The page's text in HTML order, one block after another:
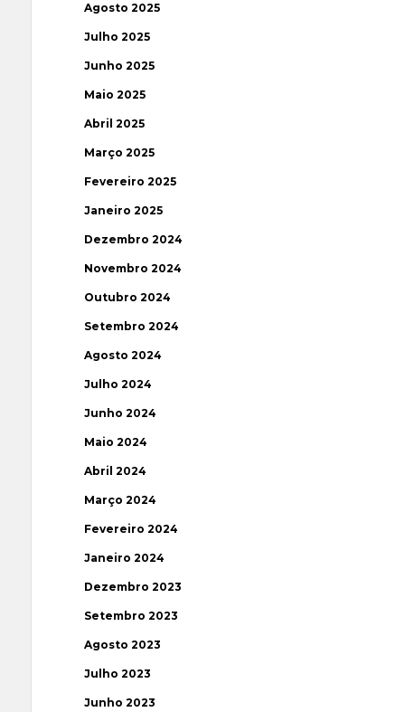
Agosto 2025
Julho 2025
Junho 2025
Maio 2025
Abril 2025
Março 2025
Fevereiro 2025
Janeiro 2025
Dezembro 2024
Novembro 2024
Outubro 2024
Setembro 2024
Agosto 2024
Julho 2024
Junho 2024
Maio 2024
Abril 2024
Março 2024
Fevereiro 2024
Janeiro 2024
Dezembro 2023
Setembro 2023
Agosto 2023
Julho 2023
Junho 2023